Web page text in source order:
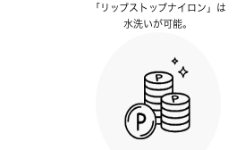
「リップストップナイロン」は
水洗いが可能。